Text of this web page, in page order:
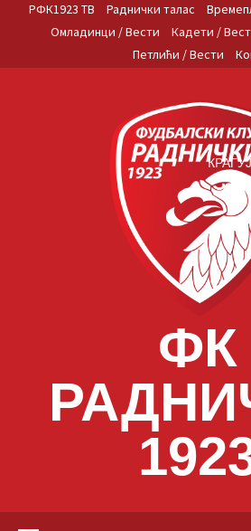
РФК1923 ТВ Раднички талас
Омладинци / Вести
Кадети /
Петлићи / Вести
ФК